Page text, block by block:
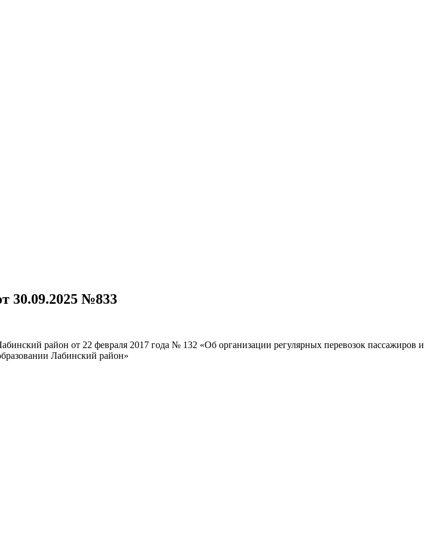
30.09.2025 №833
район от 22 февраля 2017 года № 132 «Об организации регулярных перевозок пассажиров и
Лабинский район»